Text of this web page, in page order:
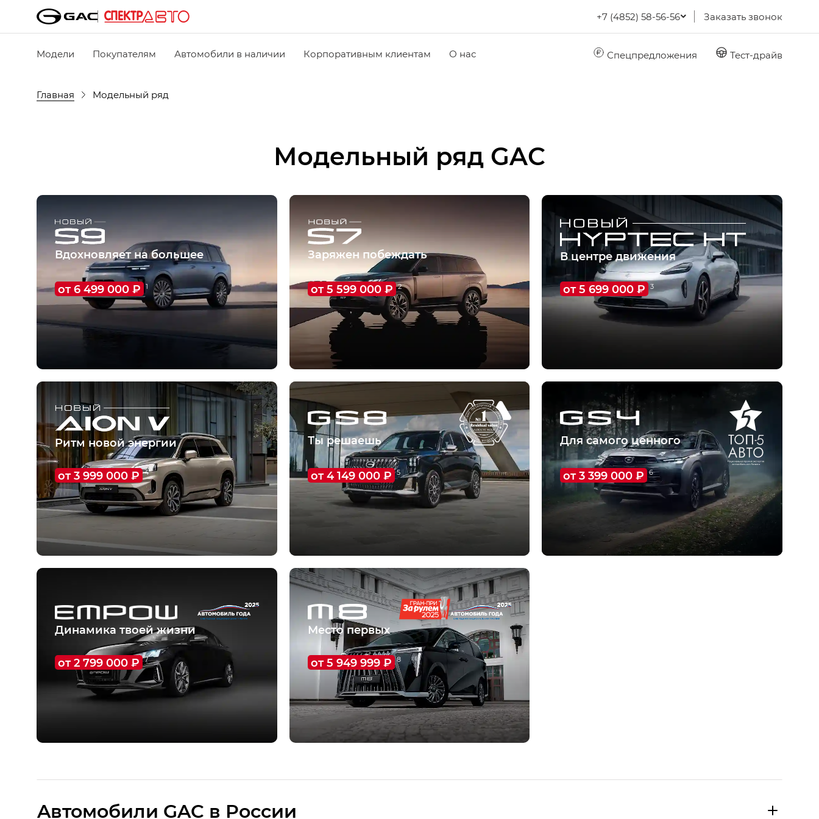
+7 (4852) 58-56-56 Заказать звонок
Модели Покупателям Автомобили в наличии Корпоративным клиентам О нас Спецпредложения Тест-драйв
Главная Модельный ряд
Модельный ряд GAC
от 6 499 000 ₽ 1
Вдохновляет на большее
Тест-драйв
от 5 599 000 ₽ 2
Заряжен побеждать
О модели
от 5 699 000 ₽ 3
В центре движения
О модели
от 3 999 000 ₽ 4
Ритм новой энергии
от 4 149 000 ₽ 5
Ты решаешь
О модели Тест-драйв
от 3 399 000 ₽ 6
Для самого ценного
от 2 799 000 ₽ 7
Динамика твоей жизни
от 5 949 999 ₽ 8
Место первых
Aвтомобили GAC в России